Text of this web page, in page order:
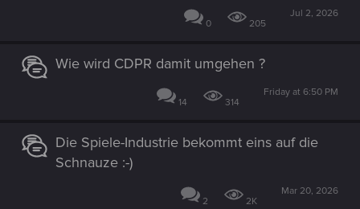
0 205
Jul 2, 2026
Wie wird CDPR damit umgehen ?
14 314
Friday at 6:50 PM
Die Spiele-Industrie bekommt eins auf die
Schnauze :-)
2 2K
Mar 20, 2026